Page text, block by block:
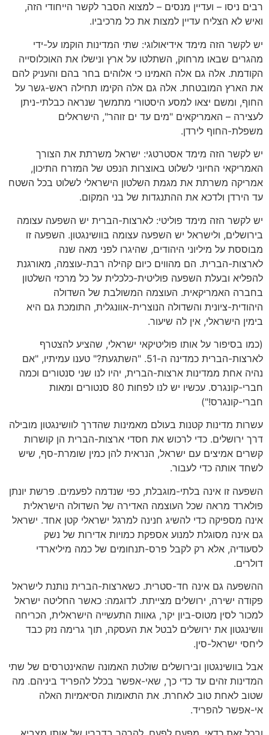
רבים ניסו – ועדיין מנסים – למצוא הסבר לקשר הייחודי הזה,
ואיש לא הצליח עדיין למצות את כל מרכיביו.
יש לקשר הזה מימד אידיאולוגי: שתי המדינות הוקמו על-ידי
מהגרים שבאו מרחוק, השתלטו על ארץ ונישלו את האוכלוסייה
הקודמת. אלה גם אלה האמינו כי אלוהים בחר בהם והעניק להם
את הארץ המובטחת. אלה גם אלה הקימו תחילה ראש-גשר על
החוף, ומשם יצאו למסע היסטורי מתמשך שנראה כבלתי-ניתן
לעצירה – האמריקאים "מים עד ים זוהר", הישראלים
משפלת-החוף לירדן.
יש לקשר הזה מימד אסטרטגי: ישראל משרתת את הצורך
האמריקאי החיוני לשלוט באוצרות הנפט של המזרח התיכון,
אמריקה משרתת את מגמת השלטון הישראלי לשלוט בכל השטח
עד הירדן ולדכא את ההתנגדות של בני המקום.
יש לקשר הזה מימד פוליטי: לארצות-הברית יש השפעה עצומה
בירושלים, ולישראל יש השפעה עצומה בוושינגטון. השפעה זו
מבוססת על מיליוני היהודים, שהיגרו לפני מאה שנה
לארצות-הברית. הם מהווים כיום קהילה רבת-עוצמה, מאורגנת
להפליא ובעלת השפעה פוליטית-כלכלית על כל מרכזי השלטון
בחברה האמריקאית. העוצמה המשולבת של השדולה
היהודית-ציונית והשדולה הנוצרית-אוונגלית, התומכת גם היא
בימין הישראלי, אין לה שיעור.
(כמו בסיפור על אותו פוליטיקאי ישראלי, שהציע להצטרף
לארצות-הברית כמדינה ה-51. "השתגעת?" טענו עמיתיו, "אם
נהיה אחת ממדינות ארצות-הברית, יהיו לנו שני סנטורים וכמה
חברי-קונגרס. עכשיו יש לנו לפחות 80 סנטורים ומאות
חברי-קונגרס!")
עשרות מדינות קטנות בעולם מאמינות שהדרך לוושינגטון מובילה
דרך ירושלים. כדי לרכוש את חסדי ארצות-הברית הן קושרות
קשרים אמיצים עם ישראל, הנראית להן כמין שומרת-סף, שיש
לשחד אותה כדי לעבור.
השפעה זו אינה בלתי-מוגבלת, כפי שנדמה לפעמים. פרשת יונתן
פולארד מראה שכל העוצמה האדירה של השדולה הישראלית
אינה מספיקה כדי להשיג חנינה למרגל ישראלי קטן אחד. ישראל
גם אינה מסוגלת למנוע אספקת כמויות אדירות של נשק
לסעודיה, אלא רק לקבל פרס-תנחומים של כמה מיליארדי
דולרים.
ההשפעה גם אינה חד-סטרית. כשארצות-הברית נותנת לישראל
פקודה ישירה, ירושלים מצייתת. לדוגמה: כאשר החליטה ישראל
למכור לסין מטוס-ביון יקר, גאוות התעשייה הישראלית, הכריחה
וושינגטון את ירושלים לבטל את העסקה, תוך גרימה נזק כבד
ליחסי ישראל-סין.
אבל בוושינגטון ובירושלים שולטת האמונה שהאינטרסים של שתי
המדינות זהים עד כדי כך, שאי-אפשר בכלל להפריד ביניהם. מה
שטוב לאחת טוב לאחרת. את התאומות הסיאמיות האלה
אי-אפשר להפריד.